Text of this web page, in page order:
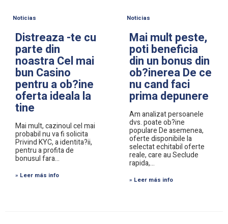
Noticias
Distreaza -te cu
parte din
noastra Cel mai
bun Casino
pentru a ob?ine
oferta ideala la
tine
Mai mult, cazinoul cel mai
probabil nu va fi solicita
Privind KYC, a identita?ii,
pentru a profita de
bonusul fara…
» Leer más info
Noticias
Mai mult peste,
poti beneficia
din un bonus din
ob?inerea De ce
nu cand faci
prima depunere
Am analizat persoanele
dvs. poate ob?ine
populare De asemenea,
oferte disponibile la
selectat echitabil oferte
reale, care au Seclude
rapida,…
» Leer más info